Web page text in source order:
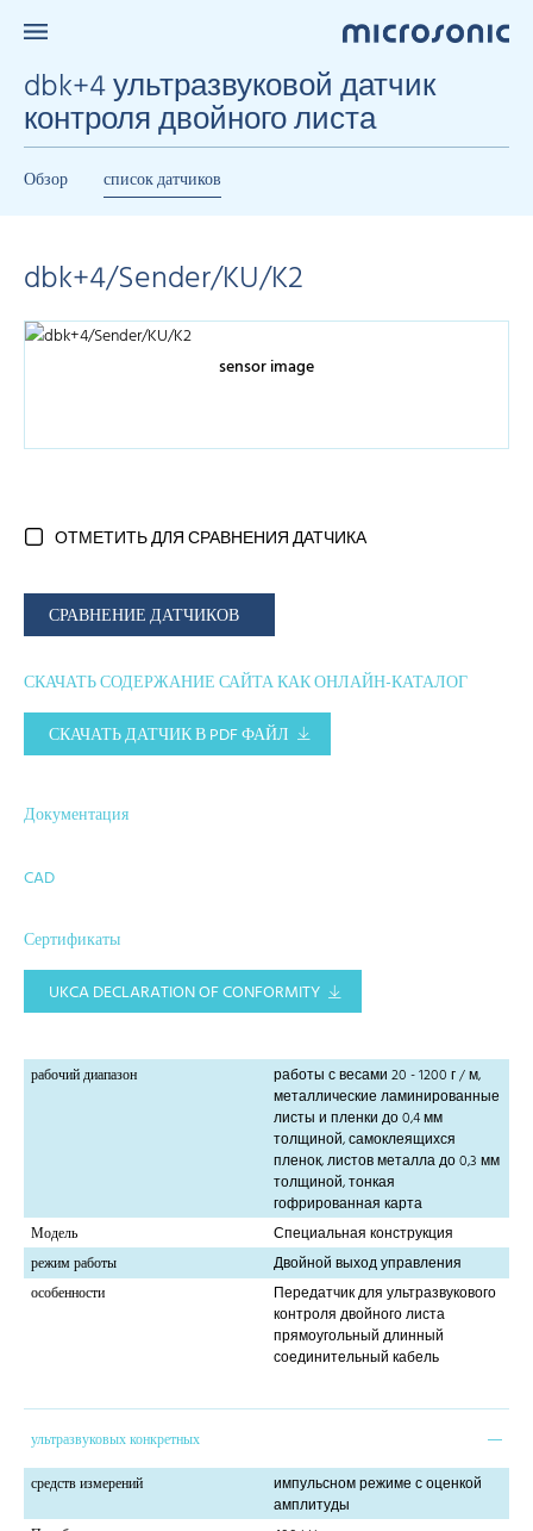
dbk+4 ультразвуковой датчик
контроля двойного листа
Обзор список датчиков
dbk+4/Sender/KU/K2
sensor image
ОТМЕТИТЬ ДЛЯ СРАВНЕНИЯ ДАТЧИКА
СРАВНЕНИЕ ДАТЧИКОВ
СКАЧАТЬ СОДЕРЖАНИЕ САЙТА КАК ОНЛАЙН-КАТАЛОГ
СКАЧАТЬ ДАТЧИК В PDF ФАЙЛ
Документация
CAD
Сертификаты
UKCA DECLARATION OF CONFORMITY
рабочий диапазон
работы с весами 20 - 1200 г / м,
металлические ламинированные
листы и пленки до 0,4 мм
толщиной, самоклеящихся
пленок, листов металла до 0,3 мм
толщиной, тонкая
гофрированная карта
Модель
Специальная конструкция
режим работы
Двойной выход управления
особенности
Передатчик для ультразвукового
контроля двойного листа
прямоугольный длинный
соединительный кабель
ультразвуковых конкретных
средств измерений
импульсном режиме с оценкой
амплитуды